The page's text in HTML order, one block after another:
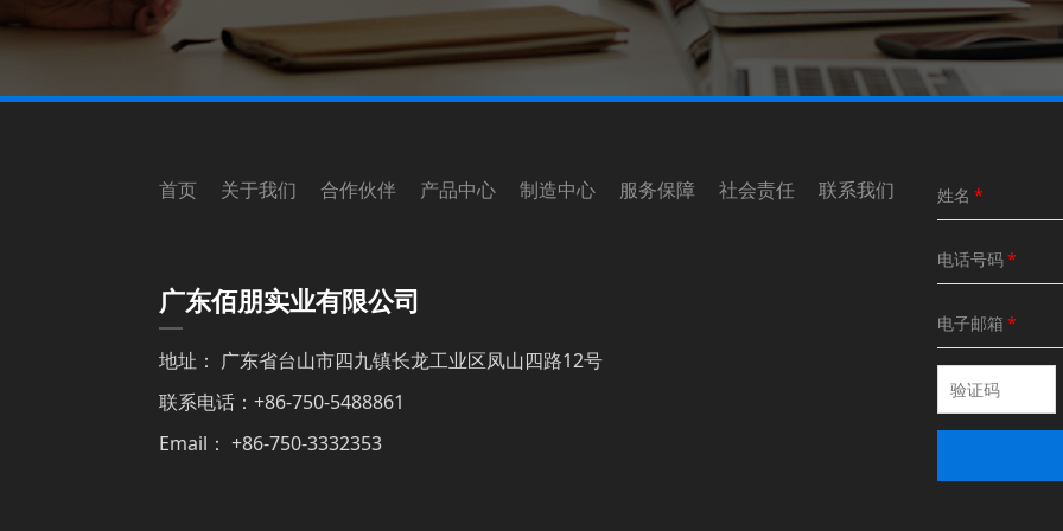
首页 关于我们 合作伙伴 产品中心 制造中心 服务保障 社会责任 联系我们
广东佰朋实业有限公司
地址： 广东省台山市四九镇长龙工业区凤山四路12号
联系电话：+86-750-5488861
Email： +86-750-3332353
姓名 *
电话号码*
电子邮箱 *